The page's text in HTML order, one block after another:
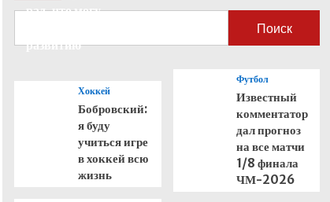
Поиск
рад, что могу
развитию
Хоккей
Бобровский:
я буду
учиться игре
в хоккей всю
жизнь
Футбол
Известный
комментатор
дал прогноз
на все матчи
1/8 финала
ЧМ-2026